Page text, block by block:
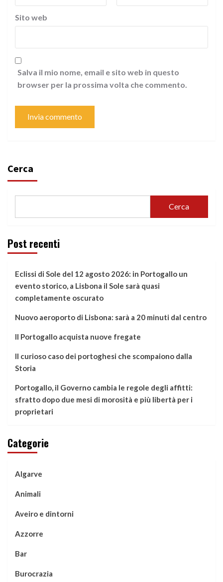
Sito web
Salva il mio nome, email e sito web in questo
browser per la prossima volta che commento.
Cerca
Cerca
Post recenti
Eclissi di Sole del 12 agosto 2026: in Portogallo un
evento storico, a Lisbona il Sole sarà quasi
completamente oscurato
Nuovo aeroporto di Lisbona: sarà a 20 minuti dal centro
Il Portogallo acquista nuove fregate
Il curioso caso dei portoghesi che scompaiono dalla
Storia
Portogallo, il Governo cambia le regole degli affitti:
sfratto dopo due mesi di morosità e più libertà per i
proprietari
Categorie
Algarve
Animali
Aveiro e dintorni
Azzorre
Bar
Burocrazia